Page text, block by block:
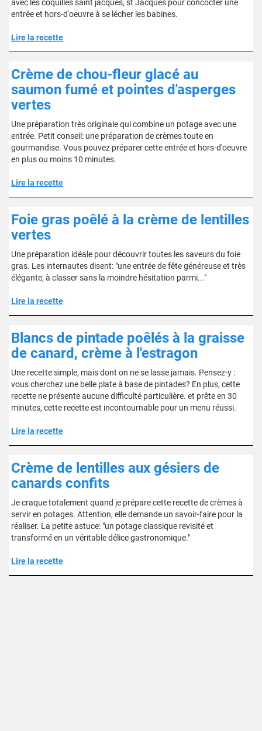
avec les coquilles saint jacques, st Jacques pour concocter une
entrée et hors-d'oeuvre à se lécher les babines.
Lire la recette
Crème de chou-fleur glacé au
saumon fumé et pointes d'asperges
vertes
Une préparation très originale qui combine un potage avec une
entrée. Petit conseil: une préparation de crèmes toute en
gourmandise. Vous pouvez préparer cette entrée et hors-d'oeuvre
en plus ou moins 10 minutes.
Lire la recette
Foie gras poêlé à la crème de lentilles
vertes
Une préparation idéale pour découvrir toutes les saveurs du foie
gras. Les internautes disent: "une entrée de fête généreuse et très
élégante, à classer sans la moindre hésitation parmi..."
Lire la recette
Blancs de pintade poêlés à la graisse
de canard, crème à l'estragon
Une recette simple, mais dont on ne se lasse jamais. Pensez-y :
vous cherchez une belle plate à base de pintades? En plus, cette
recette ne présente aucune difficulté particulière. et prête en 30
minutes, cette recette est incontournable pour un menu réussi.
Lire la recette
Crème de lentilles aux gésiers de
canards confits
Je craque totalement quand je prépare cette recette de crèmes à
servir en potages. Attention, elle demande un savoir-faire pour la
réaliser. La petite astuce: "un potage classique revisité et
transformé en un véritable délice gastronomique."
Lire la recette